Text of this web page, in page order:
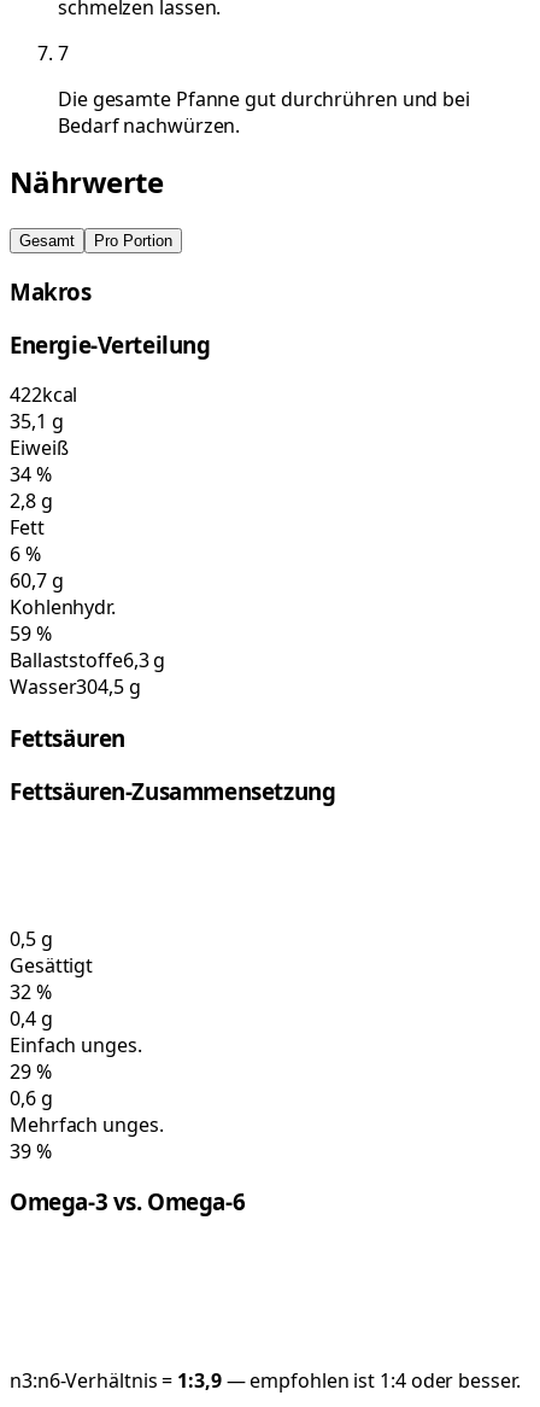
schmelzen lassen.
7
Die gesamte Pfanne gut durchrühren und bei
Bedarf nachwürzen.
Nährwerte
Gesamt Pro Portion
Makros
Energie-Verteilung
422kcal
35,1 g
Eiweiß
34%
2,8g
Fett
6%
60,7g
Kohlenhydr.
59%
Ballaststoffe6,3 g
Wasser304,5 g
Fettsäuren
Fettsäuren-Zusammensetzung
0,5g
Gesättigt
32%
0,4g
Einfach unges.
29%
0,6g
Mehrfach unges.
39%
Omega-3 vs. Omega-6
n3:n6-Verhältnis = 1:3,9— empfohlen ist 1:4 oder besser.